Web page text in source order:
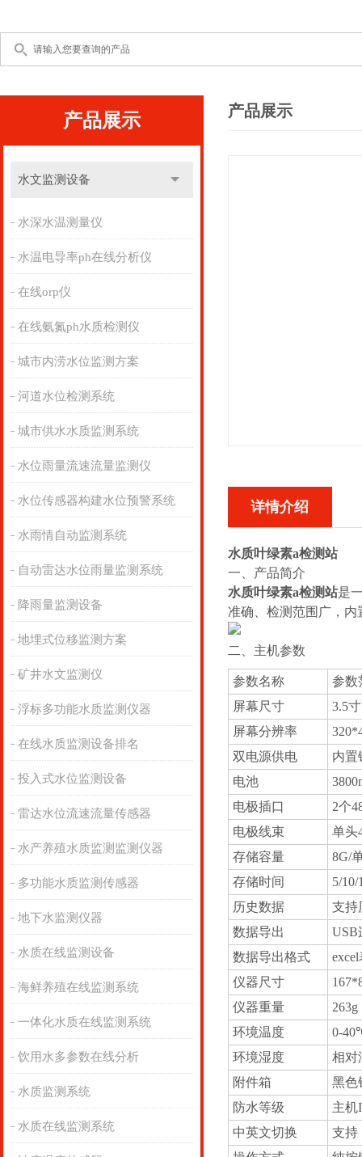
产品展示
水文监测设备
水深水温测量仪
水温电导率ph在线分析仪
在线orp仪
在线氨氮ph水质检测仪
城市内涝水位监测方案
河道水位检测系统
城市供水水质监测系统
水位雨量流速流量监测仪
水位传感器构建水位预警系统
水雨情自动监测系统
自动雷达水位雨量监测系统
降雨量监测设备
地埋式位移监测方案
矿井水文监测仪
浮标多功能水质监测仪器
在线水质监测设备排名
投入式水位监测设备
雷达水位流速流量传感器
水产养殖水质监测监测仪器
多功能水质监测传感器
地下水监测仪器
水质在线监测设备
海鲜养殖在线监测系统
一体化水质在线监测系统
饮用水多参数在线分析
水质监测系统
水质在线监测系统
产品展示
详情介绍
水质叶绿素a检测站
一、产品简介
水质叶绿素a检测站是
准确、检测范围广，
二、主机参数
参数名称
参数
屏幕尺寸
3.5
屏幕分辨率
双电源供电
内置
电池
电极插口
2个
电极线束
单头
存储容量
8G/
存储时间
5/10/
历史数据
支持
数据导出
USB
数据导出格式
仪器尺寸
仪器重量
263g
环境温度
0-
环境湿度
相对
附件箱
黑色
防水等级
主机
中英文切换
支持